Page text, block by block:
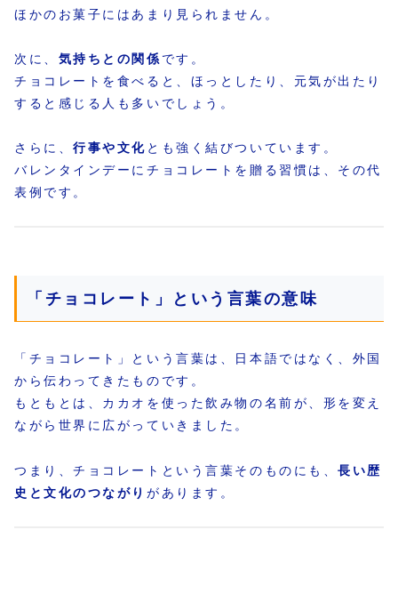
ほかのお菓子にはあまり見られません。
次に、 気持ちとの関係 です。
チョコレートを食べると、ほっとしたり、元気が出たり
すると感じる人も多いでしょう。
さらに、行事や文化 とも強く結びついています。
バレンタインデーにチョコレートを贈る習慣は、その代
表例です。
「チョコレート」という言葉の意味
「チョコレート」という言葉は、日本語ではなく、外国
から伝わってきたものです。
もともとは、カカオを使った飲み物の名前が、形を変え
ながら世界に広がっていきました。
つまり、チョコレートという言葉そのものにも、長い歴
史と文化のつながりがあります。